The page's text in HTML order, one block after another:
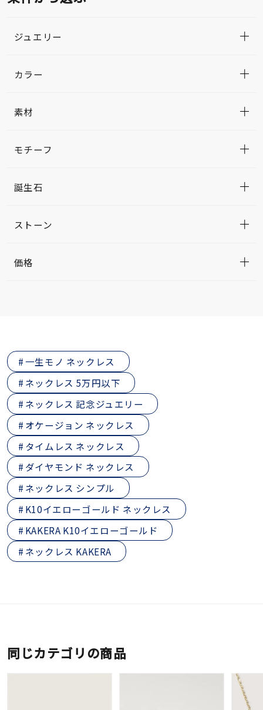
ジュエリー
カラー
素材
モチーフ
誕生石
ストーン
価格
一生モノ ネックレス
ネックレス 5万円以下
ネックレス 記念ジュエリー
オケージョン ネックレス
タイムレス ネックレス
ダイヤモンド ネックレス
ネックレス シンプル
K10イエローゴールド ネックレス
KAKERA K10イエローゴールド
ネックレス KAKERA
同じカテゴリの商品